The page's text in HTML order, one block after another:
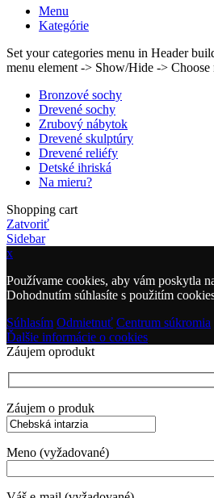
Menu
Kategórie
Set your categories menu in Header
menu element -> Show/Hide -> Choose
Bronzové sochy
Drevené sochy
Zrubový nábytok
Drevené skulptúry
Drevené reliéfy
Detské ihriská
Na mieru?
Shopping cart
Zatvoriť
Sidebar
x
Používame cookies, aby vám poskytla
Dohodnutím súhlasíte s použitím
Súhlasím Odmietnuť Centrum súkromia
Ďalšie informácie o cookies
Záujem oprodukt
Záujem o produk
Meno (vyžadované)